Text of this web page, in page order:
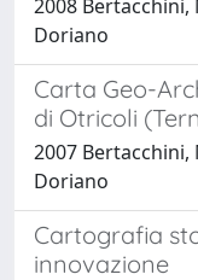
2008 Bertacchini,
Doriano
Carta Geo-
di Otricoli
2007 Bertacchini,
Doriano
Cartografia
innovazione